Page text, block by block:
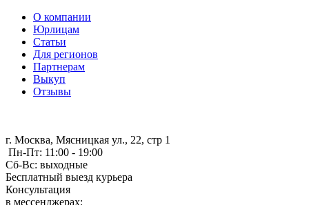
О компании
Юрлицам
Статьи
Для регионов
Партнерам
Выкуп
Отзывы
г. Москва, Мясницкая ул., 22, стр 1
Пн-Пт: 11:00 - 19:00
Сб-Вс: выходные
Бесплатный выезд курьера
Консультация
в мессенджерах: